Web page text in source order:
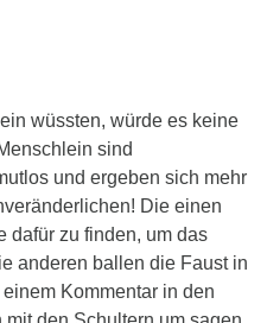
wüssten, würde es keine
sind
und ergeben sich mehr
Die einen
dafür zu finden, um das
anderen ballen die Faust in
Kommentar in den